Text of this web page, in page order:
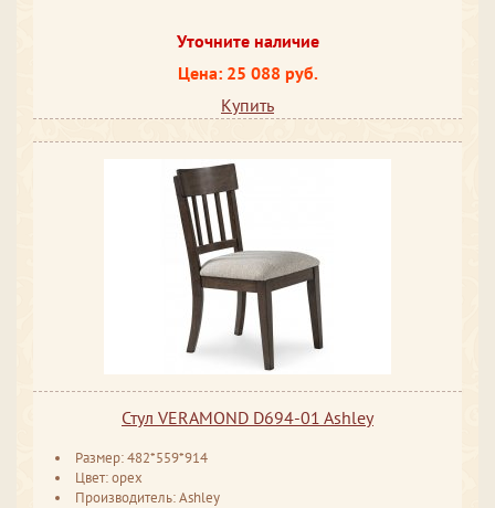
Уточните наличие
Цена: 25 088 руб.
Купить
Стул VERAMOND D694-01 Ashley
Размер: 482*559*914
Цвет: орех
Производитель: Ashley